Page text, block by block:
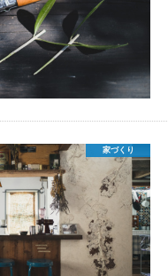
家づくり